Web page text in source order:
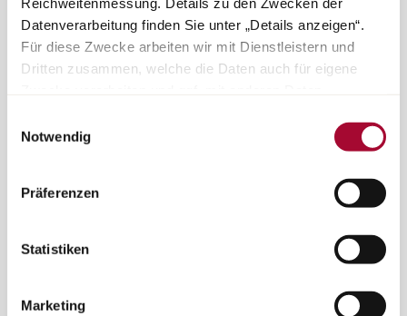
Datenverarbeitung finden Sie unter „Details anzeigen“.
Für diese Zwecke arbeiten wir mit Dienstleistern und
Dritten zusammen, welche die Daten auch für eigene
„Cookies und Services zulassen“ oder durch Auswählen
einzelner Cookies und Services in der Detailansicht
geben Sie Ihre Einwilligung zur Verarbeitung Ihrer Daten
zu den jeweiligen Zwecken. Sie ist freiwillig, für die
widerruflich für die Zukunft durch Anklicken der
Weitere
Notwendig
Präferenzen
Statistiken
Marketing
Alle modellen
Pers